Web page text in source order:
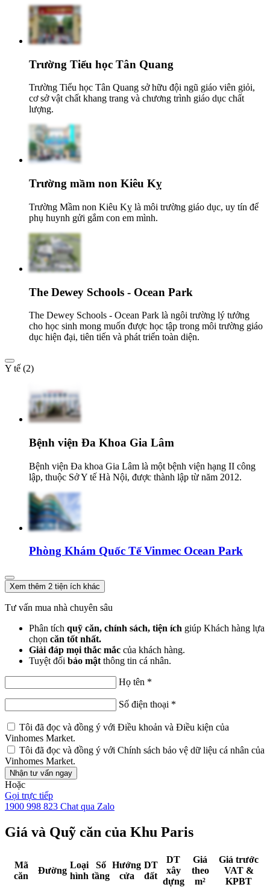
Trường Tiểu học Tân Quang
Trường Tiểu học Tân Quang sở hữu đội ngũ giáo viên giỏi,
cơ sở vật chất khang trang và chương trình giáo dục chất
lượng.
Trường mầm non Kiêu Kỵ
Trường Mầm non Kiêu Kỵ là môi trường giáo dục, uy tín để
phụ huynh gửi gắm con em mình.
The Dewey Schools - Ocean Park
The Dewey Schools - Ocean Park là ngôi trường lý tưởng
cho học sinh mong muốn được học tập trong môi trường giáo
dục hiện đại, tiên tiến và phát triển toàn diện.
Y tế (2)
Bệnh viện Đa Khoa Gia Lâm
Bệnh viện Đa khoa Gia Lâm là một bệnh viện hạng II công
lập, thuộc Sở Y tế Hà Nội, được thành lập từ năm 2012.
Phòng Khám Quốc Tế Vinmec Ocean Park
Xem thêm 2 tiện ích khác
Tư vấn mua nhà chuyên sâu
Phân tích quỹ căn, chính sách, tiện ích giúp Khách hàng lựa
chọn căn tốt nhất.
Giải đáp mọi thắc mắc của khách hàng.
Tuyệt đối bảo mật thông tin cá nhân.
Họ tên *
Số điện thoại *
Tôi đã đọc và đồng ý với Điều khoản và Điều kiện của
Vinhomes Market.
Tôi đã đọc và đồng ý với Chính sách bảo vệ dữ liệu cá nhân của
Vinhomes Market.
Nhận tư vấn ngay
Hoặc
Gọi trực tiếp
1900 998 823 Chat qua Zalo
Giá và Quỹ căn của Khu Paris
Mã
căn
Đường
Loại
hình
Số
tầng
Hướng
cửa
DT
đất
DT
xây
dựng
Giá
theo
m²
Giá trước
VAT &
KPBT